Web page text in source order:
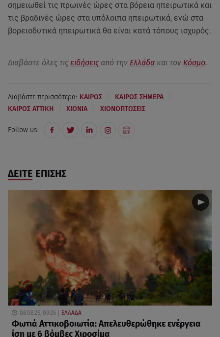
σημειωθεί τις πρωινές ώρες στα βόρεια ηπειρωτικά και
τις βραδινές ώρες στα υπόλοιπα ηπειρωτικά, ενώ στα
βορειοδυτικά ηπειρωτικά θα είναι κατά τόπους ισχυρός.
Διαβάστε όλες τις ειδήσεις από την Ελλάδα και τον Κόσμο.
Διαβάστε περισσότερα: ΚΑΙΡΟΣ ΚΑΙΡΟΣ ΣΗΜΕΡΑ
ΚΑΙΡΟΣ ΑΤΤΙΚΗ ΧΙΟΝΙΑ ΧΙΟΝΟΠΤΩΣΕΙΣ
Follow us:
ΔΕΙΤΕ ΕΠΙΣΗΣ
08.08.26, 09:26 ΕΛΛΑΔΑ
Φωτιά Αττικοβοιωτία: Απελευθερώθηκε ενέργεια
ίση με 6 βόμβες Χιροσίμα